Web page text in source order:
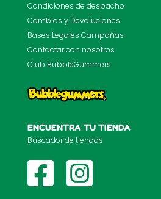
Condiciones de despacho
Cambios y Devoluciones
Bases Legales Campañas
Contactar con nosotros
Club BubbleGummers
ENCUENTRA TU TIENDA
Buscador de tiendas